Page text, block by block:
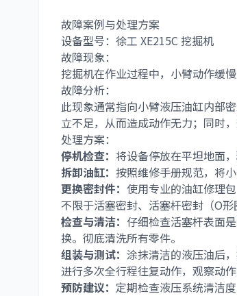
故障案例与处理方案
设备型号：徐工 XE215C 挖掘机
故障现象：
挖掘机在作业过程中，小臂动作缓
故障分析：
此现象通常指向小臂液压油缸内部
立不足，从而造成动作无力；同时
处理方案：
停机检查： 将设备停放在平坦地面
拆卸油缸： 按照维修手册规范，将
更换密封件： 使用专业的油缸修理
不限于活塞密封、活塞杆密封（O
检查与清洁： 仔细检查活塞杆表面
换。彻底清洗所有零件。
组装与测试： 涂抹清洁的液压油后
进行多次全行程往复动作，观察动
预防建议： 定期检查液压系统清洁